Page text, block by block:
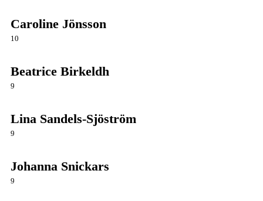
Caroline Jönsson
10
Beatrice Birkeldh
9
Lina Sandels-Sjöström
9
Johanna Snickars
9